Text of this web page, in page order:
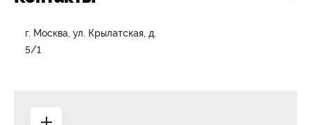
г. Москва, ул. Крылатская, д.
5/1